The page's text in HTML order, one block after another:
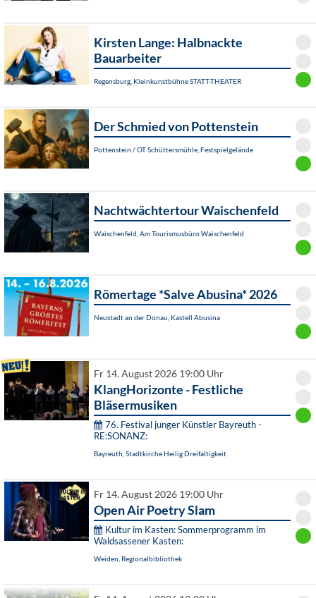
Kirsten Lange: Halbnackte
Bauarbeiter
Regensburg, Kleinkunstbühne STATT-THEATER
Der Schmied von Pottenstein
Pottenstein / OT Schüttersmühle, Festspielgelände
Nachtwächtertour Waischenfeld
Waischenfeld, Am Tourismusbüro Waischenfeld
Römertage *Salve Abusina* 2026
Neustadt an der Donau, Kastell Abusina
Fr 14. August 2026 19:00 Uhr
KlangHorizonte - Festliche
Bläsermusiken
76. Festival junger Künstler Bayreuth -
RE:SONANZ:
Bayreuth, Stadtkirche Heilig Dreifaltigkeit
Fr 14. August 2026 19:00 Uhr
Open Air Poetry Slam
Kultur im Kasten: Sommerprogramm im
Waldsassener Kasten:
Weiden, Regionalbibliothek